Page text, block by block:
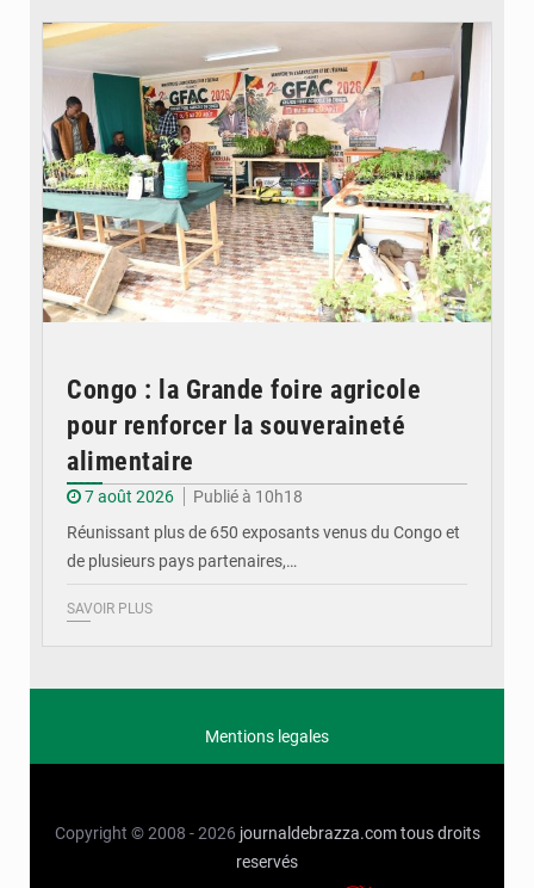
Congo : la Grande foire agricole
pour renforcer la souveraineté
alimentaire
7 août 2026
Publié à 10h18
Réunissant plus de 650 exposants venus du Congo et
de plusieurs pays partenaires,…
SAVOIR PLUS
Mentions legales
Copyright © 2008 - 2026 journaldebrazza.com tous droits
reservés